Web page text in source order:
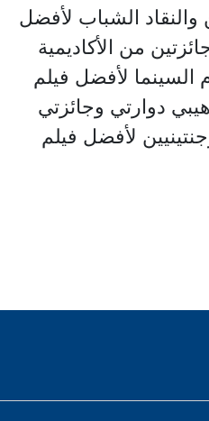
الشباب لأفضل
من الأكاديمية
السينما لأفضل فيلم
دوارتي وجائزتي
لأفضل فيلم